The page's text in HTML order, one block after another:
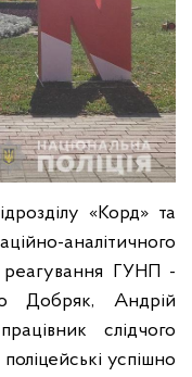
«Корд» та
аналітичного
реагування ГУНП -
Добряк, Андрій
слідчого
успішно